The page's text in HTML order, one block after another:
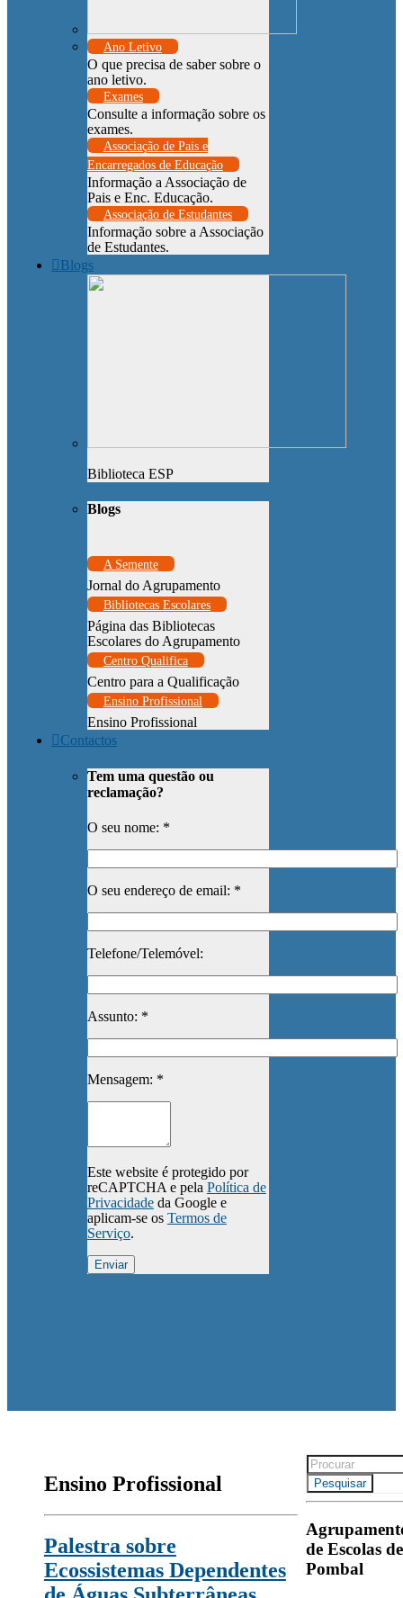
Ano Letivo
O que precisa de saber sobre o
ano letivo.
Exames
Consulte a informação sobre os
exames.
Associação de Pais e
Encarregados de Educação
Informação a Associação de
Pais e Enc. Educação.
Associação de Estudantes
Informação sobre a Associação
de Estudantes.
Blogs
Biblioteca ESP
Blogs
A Semente
Jornal do Agrupamento
Bibliotecas Escolares
Página das Bibliotecas
Escolares do Agrupamento
Centro Qualifica
Centro para a Qualificação
Ensino Profissional
Ensino Profissional
Contactos
Tem uma questão ou
reclamação?
O seu nome: *
O seu endereço de email: *
Telefone/Telemóvel:
Assunto: *
Mensagem: *
Este website é protegido por
reCAPTCHA e pela Política de
Privacidadeda Google e
aplicam-se os Termos de
Serviço.
Ensino Profissional
Palestra sobre
Ecossistemas Dependentes
Search
for:Pesquisar
de Escolas de
Pombal